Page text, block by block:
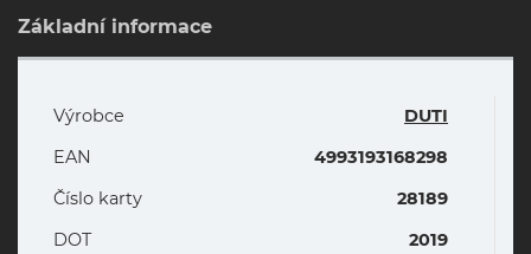
Základní informace
Výrobce
DUTI
EAN
4993193168298
Číslo karty
28189
DOT
2019